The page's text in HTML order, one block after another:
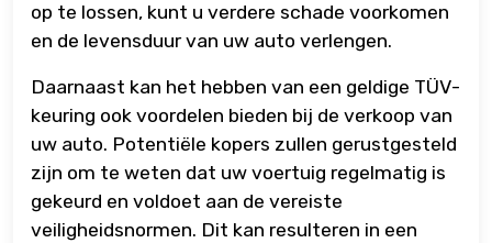
op te lossen, kunt u verdere schade voorkomen
en de levensduur van uw auto verlengen.
Daarnaast kan het hebben van een geldige TÜV-
keuring ook voordelen bieden bij de verkoop van
uw auto. Potentiële kopers zullen gerustgesteld
zijn om te weten dat uw voertuig regelmatig is
gekeurd en voldoet aan de vereiste
veiligheidsnormen. Dit kan resulteren in een